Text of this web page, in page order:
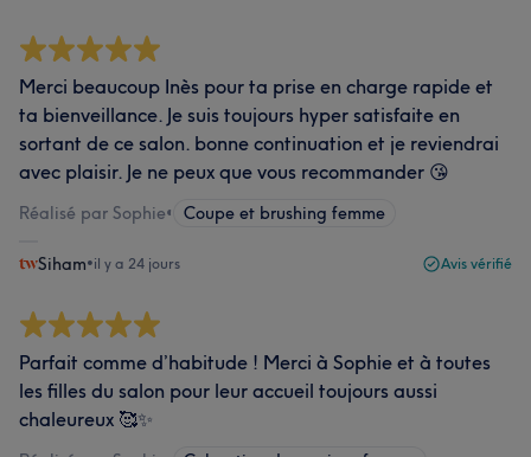
Merci beaucoup Inès pour ta prise en charge rapide et
ta bienveillance. Je suis toujours hyper satisfaite en
sortant de ce salon. bonne continuation et je reviendrai
avec plaisir. Je ne peux que vous recommander 😘
Réalisé par Sophie• Coupe et brushing femme
Siham•il y a 24 jours Avis vérifié
Parfait comme d’habitude ! Merci à Sophie et à toutes
les filles du salon pour leur accueil toujours aussi
chaleureux 🥰✨